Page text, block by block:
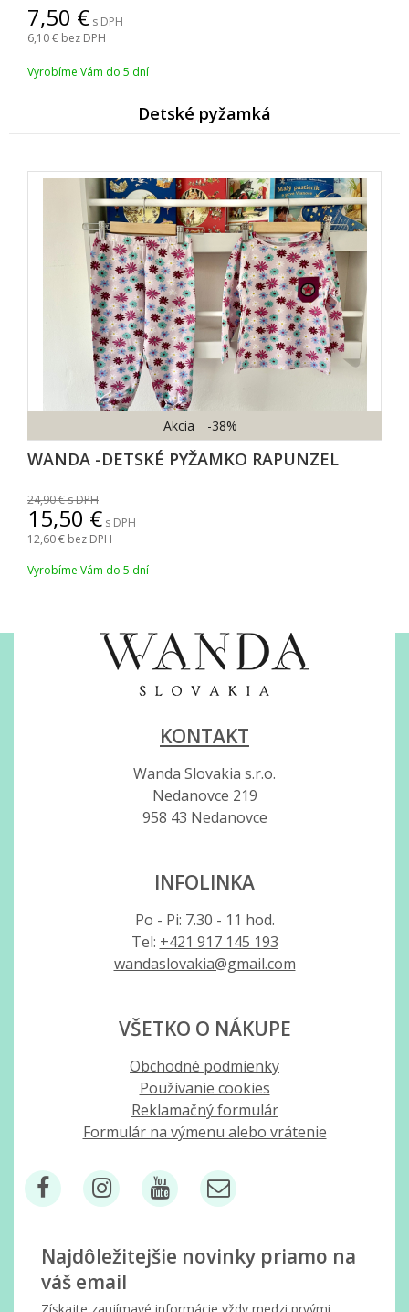
7,50
s DPH
6,10 bez DPH
Vyrobíme Vám do 5 dní
Detské pyžamk
WANDA -DETSKÉ PYŽAMKO RAPUNZEL
Akcia -38%
24,90s DPH
15,50
s DPH
12,60 bez DPH
Vyrobíme Vám do 5 dní
KONTAKT
Wanda Slovakia s.r.o.
Nedanovce 219
958 43 Nedanovce
INFOLINKA
Po - Pi: 7.30 - 11 hod.
Tel: +421 917 145 193
wandaslovakia@gmail.com
VŠETKO O NÁKUPE
Obchodné podmienky
Používanie cookies
Reklamačný formulár
Formulár na výmenu alebo vrátenie
Najdôležitejšie novinky priamo na
váš email